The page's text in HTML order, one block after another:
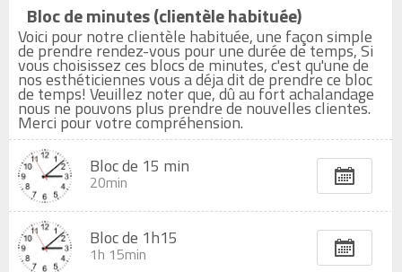
Bloc de minutes (clientèle habituée)
Voici pour notre clientèle habituée, une façon simple
de prendre rendez-vous pour une durée de temps, Si
vous choisissez ces blocs de minutes, c'est qu'une de
nos esthéticiennes vous a déja dit de prendre ce bloc
de temps! Veuillez noter que, dû au fort achalandage
nous ne pouvons plus prendre de nouvelles clientes.
Merci pour votre compréhension.
Bloc de 15 min
20min
Bloc de 1h15
1h 15min